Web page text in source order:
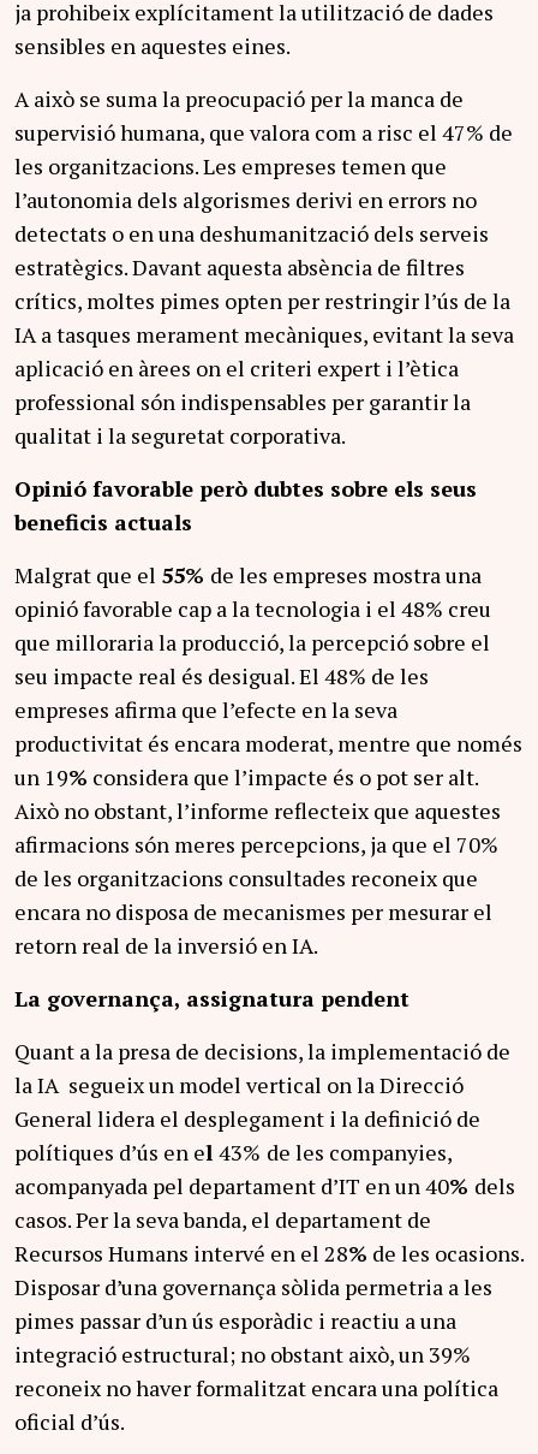
ja prohibeix explícitament la utilització de dades
sensibles en aquestes eines.
A això se suma la preocupació per la manca de
supervisió humana, que valora com a risc el 47% de
les organitzacions. Les empreses temen que
l’autonomia dels algorismes derivi en errors no
detectats o en una deshumanització dels serveis
estratègics. Davant aquesta absència de filtres
crítics, moltes pimes opten per restringir l’ús de la
IA a tasques merament mecàniques, evitant la seva
aplicació en àrees on el criteri expert i l’ètica
professional són indispensables per garantir la
qualitat i la seguretat corporativa.
Opinió favorable però dubtes sobre els seus
beneficis actuals
Malgrat que el 55% de les empreses mostra una
opinió favorable cap a la tecnologia i el 48% creu
que milloraria la producció, la percepció sobre el
seu impacte real és desigual. El 48% de les
empreses afirma que l’efecte en la seva
productivitat és encara moderat, mentre que només
un 19% considera que l’impacte és o pot ser alt.
Això no obstant, l’informe reflecteix que aquestes
afirmacions són meres percepcions, ja que el 70%
de les organitzacions consultades reconeix que
encara no disposa de mecanismes per mesurar el
retorn real de la inversió en IA.
La governança, assignatura pendent
Quant a la presa de decisions, la implementació de
la IA segueix un model vertical on la Direcció
General lidera el desplegament i la definició de
polítiques d’ús en el 43% de les companyies,
acompanyada pel departament d’IT en un 40% dels
casos. Per la seva banda, el departament de
Recursos Humans intervé en el 28% de les ocasions.
Disposar d’una governança sòlida permetria a les
pimes passar d’un ús esporàdic i reactiu a una
integració estructural; no obstant això, un 39%
reconeix no haver formalitzat encara una política
oficial d’ús.